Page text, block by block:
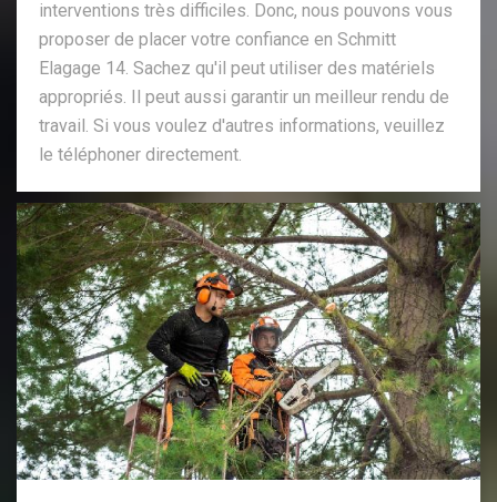
interventions très difficiles. Donc, nous pouvons vous
proposer de placer votre confiance en Schmitt
Elagage 14. Sachez qu'il peut utiliser des matériels
appropriés. Il peut aussi garantir un meilleur rendu de
travail. Si vous voulez d'autres informations, veuillez
le téléphoner directement.